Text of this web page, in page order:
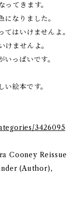
てきます。
なりました。
はいけませんよ。
けませんよ。
っぱいです。
絵本です。
3426095
Cooney Reissue
(Author),